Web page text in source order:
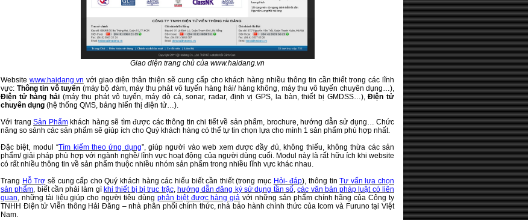
Giao diện trang chủ của www.haidang.vn
Website www.haidang.vn với giao diện thân thiện sẽ cung cấp cho khách hàng nhiều thông tin cần thiết trong các lĩnh
vực: Thông tin vô tuyến (máy bộ đàm, máy thu phát vô tuyến hàng hải/ hàng không, máy thu vô tuyến chuyên dụng…),
Điện tử hàng hải (máy thu phát vô tuyến, máy dò cá, sonar, radar, định vị GPS, la bàn, thiết bị GMDSS…),Điện tử
chuyên dụng (hệ thống QMS, bảng hiển thị điện tử…).
Với trang Sản Phẩmkhách hàng sẽ tìm được các thông tin chi tiết về sản phẩm, brochure, hướng dẫn sử dụng… Chức
năng so sánh các sản phẩm sẽ giúp ích cho Quý khách hàng có thể tự tin chọn lựa cho mình 1 sản phẩm phù hợp nhất.
Đặc biệt, modul “Tìm kiếm theo ứng dụng”, giúp người vào web xem được đầy đủ, không thiếu, không thừa các sản
phẩm/ giải pháp phù hợp với ngành nghề/ lĩnh vực hoạt động của người dùng cuối. Modul này là rất hữu ích khi website
có rất nhiều thông tin về sản phẩm thuộc nhiều nhóm sản phẩm trong nhiều lĩnh vực khác nhau.
Trang Hỗ Trợ sẽ cung cấp cho Quý khách hàng các hiểu biết cần thiết (trong mục Hỏi- đáp), thông tinTư vấn lựa chọn
sản phẩm, biết cần phải làm gì khi thiết bị bị trục trặc, hướng dẫn đăng ký sử dụng tần số,các văn bản pháp luật có liên
quan, những tài liệu giúp cho người tiêu dùng phân biệt được hàng giả với những sản phẩm chính hãng của Công ty
TNHH Điện tử Viễn thông Hải Đăng – nhà phân phối chính thức, nhà bảo hành chính thức của Icom và Furuno tại Việt
Nam.